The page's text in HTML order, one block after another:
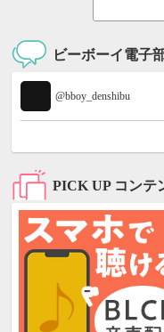
ビーボーイ電子
@bboy_denshibu
PICK UP コンテ